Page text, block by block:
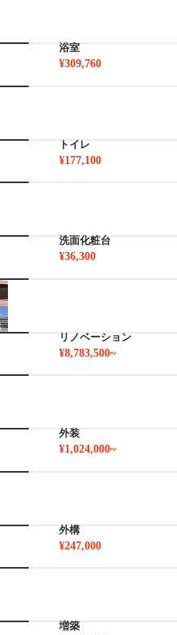
浴室
¥309,760
トイレ
¥177,100
洗面化粧台
¥36,300
リノベーション
¥8,783,500~
外装
¥1,024,000~
外構
¥247,000
増築